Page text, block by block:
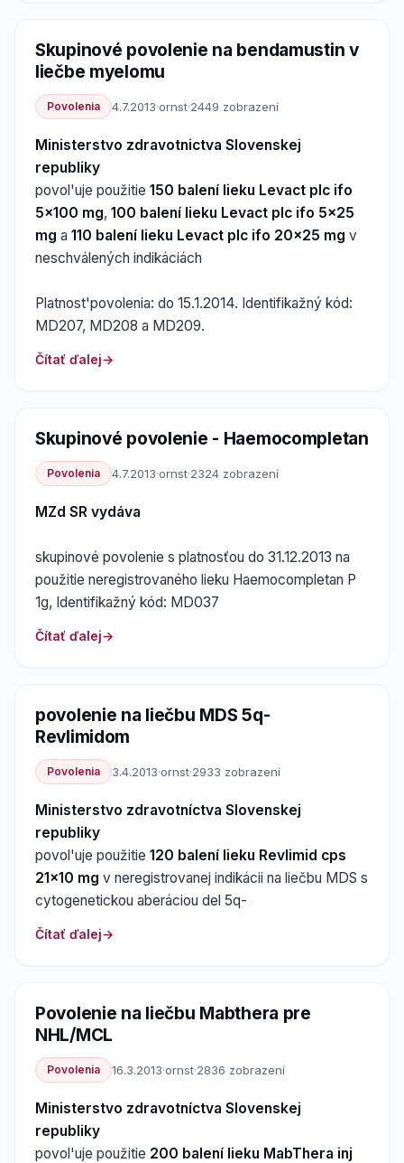
Skupinové povolenie na bendamustin v
liečbe myelomu
Povolenia 4.7.2013·ornst·2449 zobrazení
Ministerstvo zdravotnictva Slovenskej
republiky
povol'uje použitie 150 balení lieku Levact plc ifo
5x100 mg, 100 balení lieku Levact plc ifo 5x25
mg a 110 balení lieku Levact plc ifo 20x25 mg v
neschválených indikáciách
Platnost'povolenia: do 15.1.2014. Identifikažný kód:
MD207, MD208 a MD209.
Čítať ďalej
Skupinové povolenie - Haemocompletan
Povolenia 4.7.2013·ornst·2324 zobrazení
MZd SR vydáva
skupinové povolenie s platnosťou do 31.12.2013 na
použitie neregistrovaného lieku Haemocompletan P
1g, Identifikažný kód: MD037
Čítať ďalej
povolenie na liečbu MDS 5q-
Revlimidom
Povolenia 3.4.2013·ornst·2933 zobrazení
Ministerstvo zdravotníctva Slovenskej
republiky
povol'uje použitie 120 balení lieku Revlimid cps
21x10 mg v neregistrovanej indikácii na liečbu MDS s
cytogenetickou aberáciou del 5q-
Čítať ďalej
Povolenie na liečbu Mabthera pre
NHL/MCL
Povolenia 16.3.2013·ornst·2836 zobrazení
Ministerstvo zdravotníctva Slovenskej
republiky
povol'uje použitie 200 balení lieku MabThera inj